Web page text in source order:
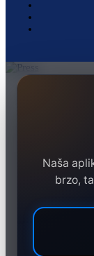
Naša
brzo,
Ekonomija
Marketing